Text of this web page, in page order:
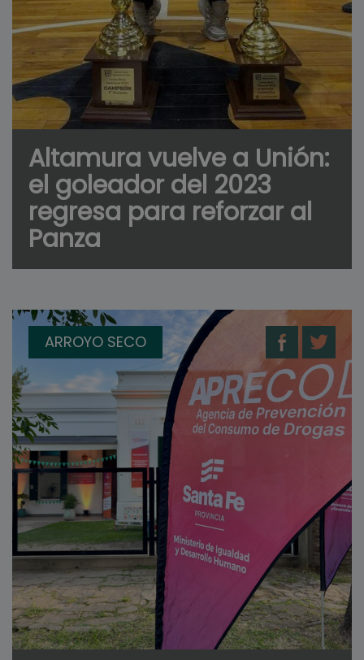
Altamura vuelve a Unión:
el goleador del 2023
regresa para reforzar al
Panza
ARROYO SECO